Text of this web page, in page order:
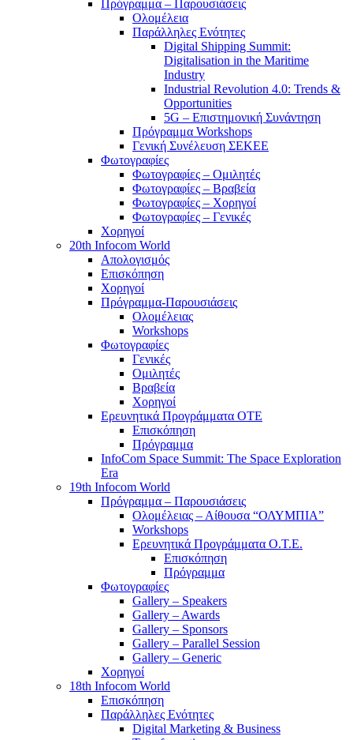
Πρόγραμμα – Παρουσιάσεις
Ολομέλεια
Παράλληλες Ενότητες
Digital Shipping Summit:
Digitalisation in the Maritime
Industry
Industrial Revolution 4.0: Trends &
Opportunities
5G – Επιστημονική Συνάντηση
Πρόγραμμα Workshops
Γενική Συνέλευση ΣΕΚΕΕ
Φωτογραφίες
Φωτογραφίες – Ομιλητές
Φωτογραφίες – Βραβεία
Φωτογραφίες – Χορηγοί
Φωτογραφίες – Γενικές
Χορηγοί
20th Infocom World
Απολογισμός
Επισκόπηση
Χορηγοί
Πρόγραμμα-Παρουσιάσεις
Ολομέλειας
Workshops
Φωτογραφίες
Γενικές
Ομιλητές
Βραβεία
Χορηγοί
Ερευνητικά Προγράμματα ΟΤΕ
Επισκόπηση
Πρόγραμμα
InfoCom Space Summit: The Space Exploration
Era
19th Infocom World
Πρόγραμμα – Παρουσιάσεις
Ολομέλειας – Αίθουσα “ΟΛΥΜΠΙΑ”
Workshops
Ερευνητικά Προγράμματα Ο.Τ.Ε.
Επισκόπηση
Πρόγραμμα
Φωτογραφίες
Gallery – Speakers
Gallery – Awards
Gallery – Sponsors
Gallery – Parallel Session
Gallery – Generic
Χορηγοί
18th Infocom World
Επισκόπηση
Παράλληλες Ενότητες
Digital Marketing & Business